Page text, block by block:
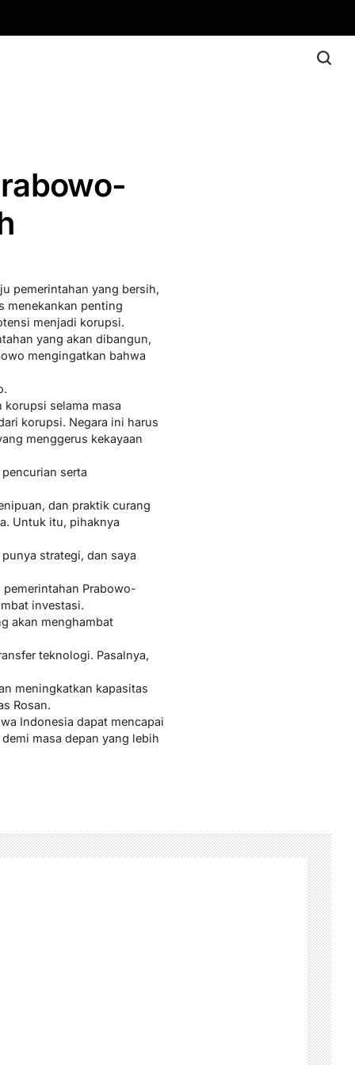
pemerintahan yang bersih,
menekankan penting
menjadi korupsi.
yang akan dibangun,
mengingatkan bahwa
korupsi selama masa
korupsi. Negara ini harus
menggerus kekayaan
serta
dan praktik curang
Untuk itu, pihaknya
strategi, dan saya
pemerintahan Prabowo-
investasi.
akan menghambat
teknologi. Pasalnya,
meningkatkan kapasitas
Rosan.
Indonesia dapat mencapai
masa depan yang lebih